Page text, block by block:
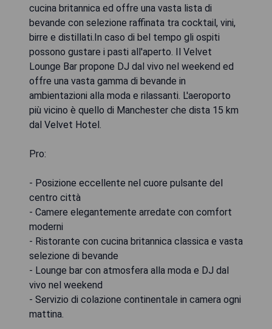
cucina britannica ed offre una vasta lista di
bevande con selezione raffinata tra cocktail, vini,
birre e distillati.In caso di bel tempo gli ospiti
possono gustare i pasti all'aperto. Il Velvet
Lounge Bar propone DJ dal vivo nel weekend ed
offre una vasta gamma di bevande in
ambientazioni alla moda e rilassanti. L'aeroporto
più vicino è quello di Manchester che dista 15 km
dal Velvet Hotel.
Pro:
- Posizione eccellente nel cuore pulsante del
centro città
- Camere elegantemente arredate con comfort
moderni
- Ristorante con cucina britannica classica e vasta
selezione di bevande
- Lounge bar con atmosfera alla moda e DJ dal
vivo nel weekend
- Servizio di colazione continentale in camera ogni
mattina.